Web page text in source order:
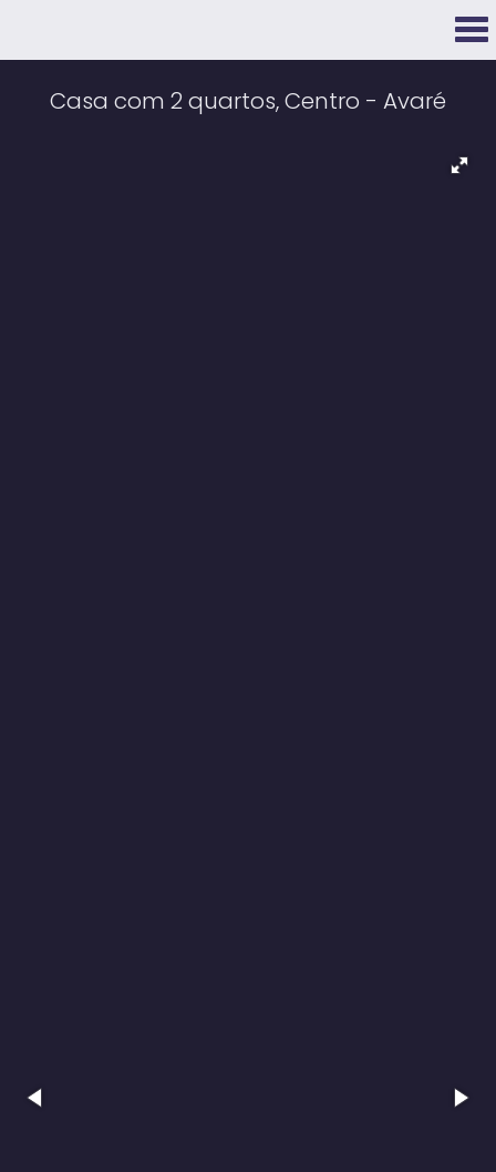
Casa com 2 quartos, Centro - Avaré